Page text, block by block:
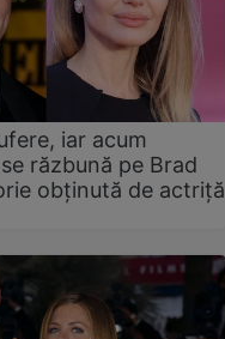
iar acum
răzbună pe Brad
obținută de actriță